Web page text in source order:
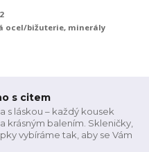
ocel/bižuterie, minerály
s citem
s láskou – každý kousek
balením. Skleničky,
vybíráme tak, aby se Vám